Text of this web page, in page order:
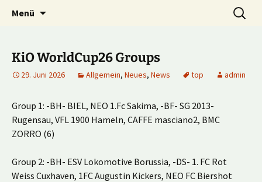
Kick it out!
Multiplayer Football Manager
Menü
Suche
nach:
KiO WorldCup26 Groups
29. Juni 2026 Allgemein, Neues, News top admin
Group 1: -BH- BIEL, NEO 1.Fc Sakima, -BF- SG 2013-
Rugensau, VFL 1900 Hameln, CAFFE masciano2, BMC
ZORRO (6)
Group 2: -BH- ESV Lokomotive Borussia, -DS- 1. FC Rot
Weiss Cuxhaven, 1FC Augustin Kickers, NEO FC Biershot